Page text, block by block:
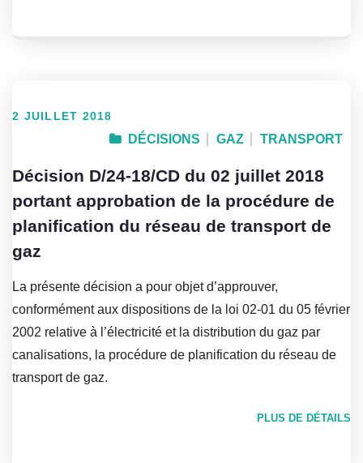
2 JUILLET 2018
DÉCISIONS GAZ TRANSPORT
Décision D/24-18/CD du 02 juillet 2018
portant approbation de la procédure de
planification du réseau de transport de
gaz
La présente décision a pour objet d’approuver,
conformément aux dispositions de la loi 02-01 du 05 février
2002 relative à l’électricité et la distribution du gaz par
canalisations, la procédure de planification du réseau de
transport de gaz.
PLUS DE DÉTAILS